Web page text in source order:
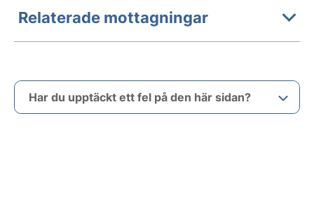
Relaterade mottagningar
Har du upptäckt ett fel på den här sidan?